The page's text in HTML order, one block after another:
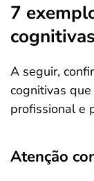
7
A seguir,
cognitivas
profissional e
Atenção